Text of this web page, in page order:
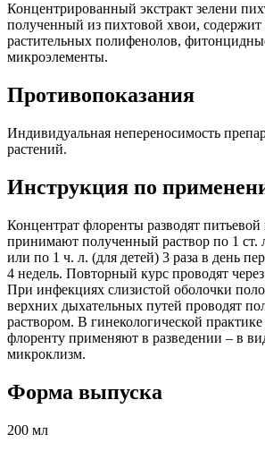
Концентрированный экстракт зелени
полученный из пихтовой хвои, содержит
растительных полифенолов,
микроэлементы.
Противопоказания
Индивидуальная непереносимость
растений.
Инструкция по
Концентрат флоренты разводят питьевой
принимают полученный раствор по 1 ст.
или по 1 ч. л. (для детей) 3 раза в день
4 недель. Повторный курс проводят
При инфекциях слизистой оболочки
верхних дыхательных путей проводят
раствором. В гинекологической
флоренту применяют в разведении – в
микроклизм.
Форма выпуска
200 мл